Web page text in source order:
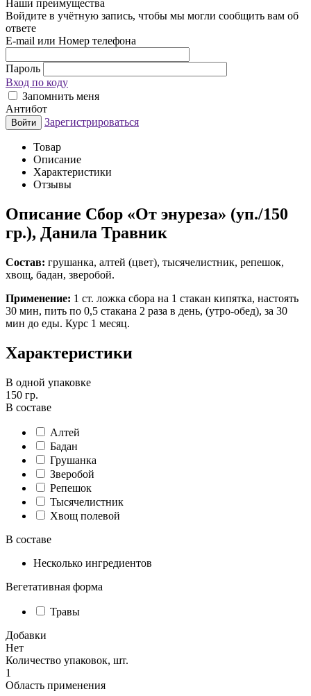
Наши преимущества
Войдите в учётную запись, чтобы мы могли сообщить вам об
ответе
E-mail или Номер телефона
Пароль
Вход по коду
Запомнить меня
Антибот
Войти Зарегистрироваться
Товар
Описание
Характеристики
Отзывы
Описание Сбор «От энуреза» (уп./150
гр.), Данила Травник
Состав: грушанка, алтей (цвет), тысячелистник, репешок,
хвощ, бадан, зверобой.
Применение: 1 ст. ложка сбора на 1 стакан кипятка, настоять
30 мин, пить по 0,5 стакана 2 раза в день, (утро-обед), за 30
мин до еды. Курс 1 месяц.
Характеристики
В одной упаковке
150 гр.
В составе
Алтей
Бадан
Грушанка
Зверобой
Репешок
Тысячелистник
Хвощ полевой
В составе
Несколько ингредиентов
Вегетативная форма
Травы
Добавки
Нет
Количество упаковок, шт.
1
Область применения